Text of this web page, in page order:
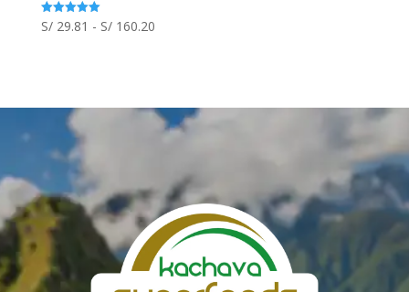
Valorado
con
S/29.81 - S/160.20Rango
S/ 29.81
hasta